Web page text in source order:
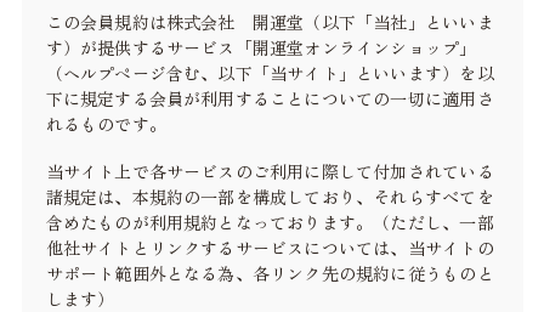
この会員規約は株式会社 開運堂（以下「当社」といいま
す）が提供するサービス「開運堂オンラインショップ」
（ヘルプページ含む、以下「当サイト」といいます）を以
下に規定する会員が利用することについての一切に適用さ
れるものです。
当サイト上で各サービスのご利用に際して付加されている
諸規定は、本規約の一部を構成しており、それらすべてを
含めたものが利用規約となっております。（ただし、一部
他社サイトとリンクするサービスについては、当サイトの
サポート範囲外となる為、各リンク先の規約に従うものと
します）